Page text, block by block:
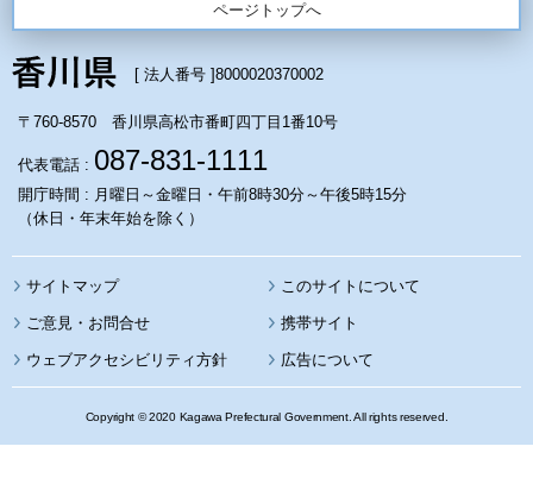
ページトップへ
[ 法人番号 ]8000020370002
〒760-8570 香川県高松市番町四丁目1番10号
代表電話 : 087-831-1111
開庁時間 : 月曜日～金曜日・午前8時30分～午後5時15分
（休日・年末年始を除く）
サイトマップ このサイトについて
携帯サイト
ウェブアクセシビリティ方針 広告について
Copyright © 2020 Kagawa Prefectural Government. All rights reserved.